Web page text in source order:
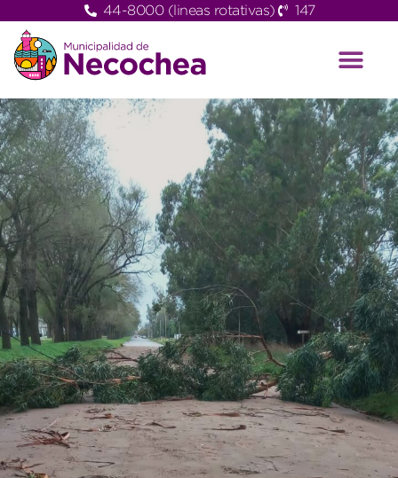
44-8000 (lineas rotativas) 147